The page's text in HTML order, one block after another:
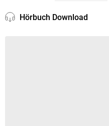
Hörbuch Download